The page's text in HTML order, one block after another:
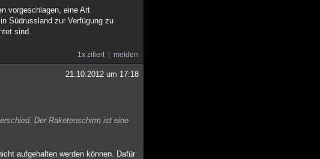
vorgeschlagen, eine Art
Südrussland zur Verfügung zu
sind.
1x zitiert melden
21.10.2012 um 17:18
Der Raketenschirm ist eine
aufgehalten werden können. Dafür